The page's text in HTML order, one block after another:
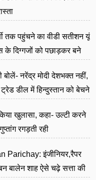
तक पहुंचने का वीडी सतीशन यूं
के दिग्गजों को पछाड़कर बने
बोलें- नरेंद्र मोदी देशभक्त नहीं,
डील में हिन्दुस्तान को बेचने
खुलासा, कहा- उल्टी करने
रगड़ती रही
Parichay: इंजीनियर,रैपर
बालेन शाह ऐसे चढ़े सत्ता की